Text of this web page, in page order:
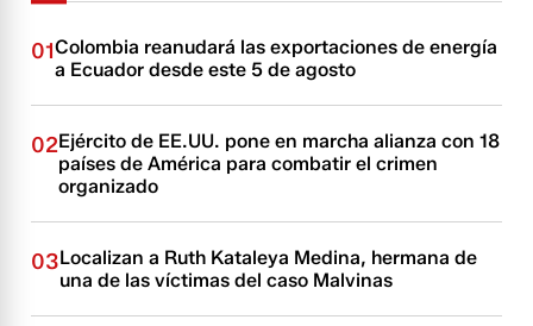
01Colombia reanudará las exportaciones de energía
a Ecuador desde este 5 de agosto
02Ejército de EE.UU. pone en marcha alianza con 18
países de América para combatir el crimen
organizado
03Localizan a Ruth Kataleya Medina, hermana de
una de las víctimas del caso Malvinas